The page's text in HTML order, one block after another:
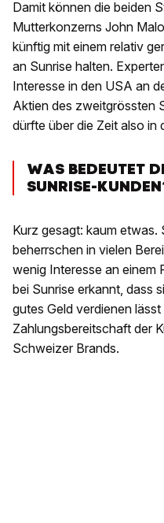
Damit können die beiden
Mutterkonzerns John
künftig mit einem relativ
an Sunrise halten.
Interesse in den USA an
Aktien des zweitgrössten
dürfte über die Zeit also in
WAS BEDEUTET
SUNRISE-
Kurz gesagt: kaum
beherrschen in vielen
wenig Interesse an einem
bei Sunrise erkannt, dass
gutes Geld verdienen
Zahlungsbereitschaft der
Schweizer Brands.